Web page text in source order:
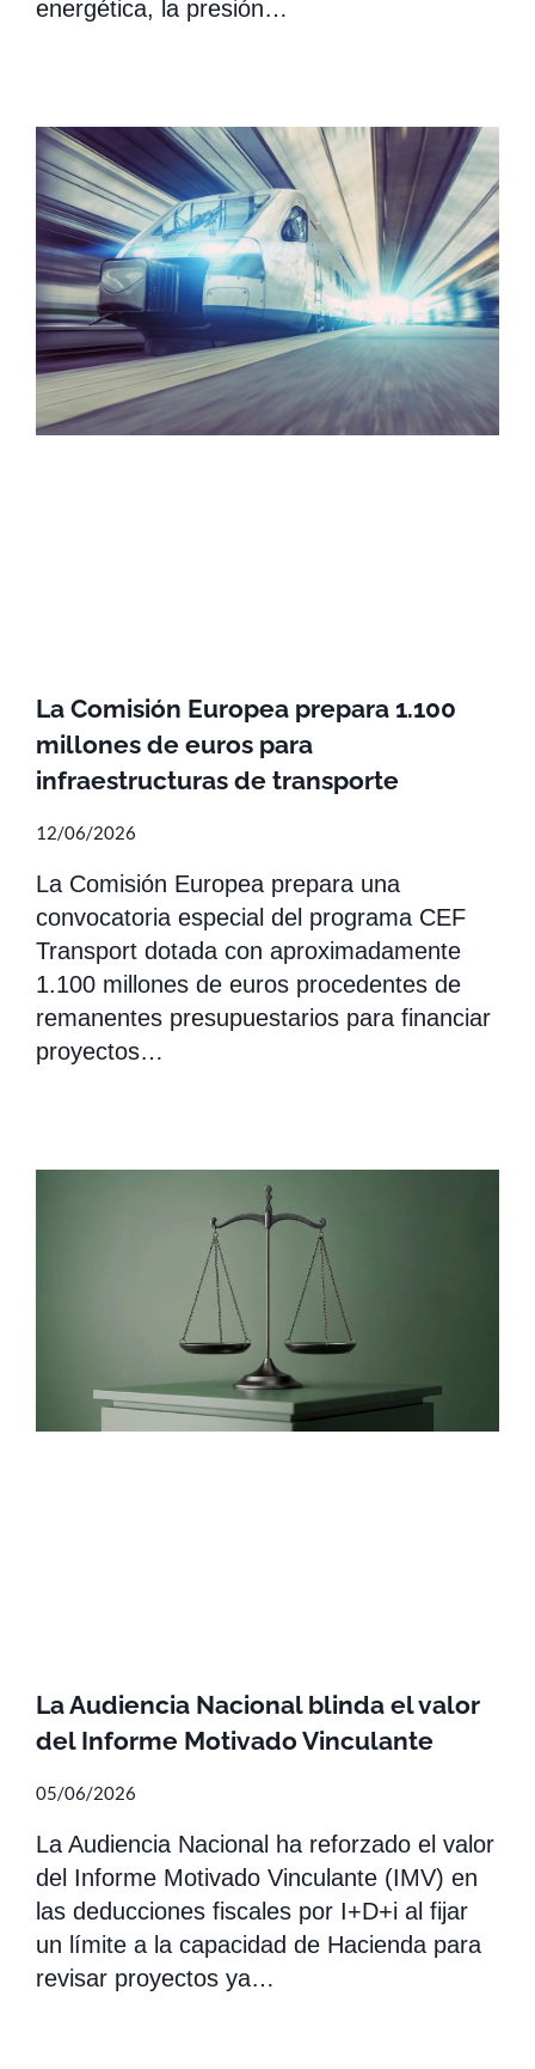
energética, la presión…
La Comisión Europea prepara 1.100
millones de euros para
infraestructuras de transporte
12/06/2026
La Comisión Europea prepara una
convocatoria especial del programa CEF
Transport dotada con aproximadamente
1.100 millones de euros procedentes de
remanentes presupuestarios para financiar
proyectos…
La Audiencia Nacional blinda el valor
del Informe Motivado Vinculante
05/06/2026
La Audiencia Nacional ha reforzado el valor
del Informe Motivado Vinculante (IMV) en
las deducciones fiscales por I+D+i al fijar
un límite a la capacidad de Hacienda para
revisar proyectos ya…